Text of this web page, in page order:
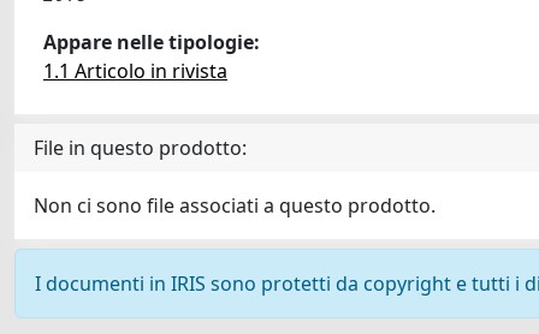
Appare nelle tipologie:
1.1 Articolo in rivista
File in questo prodotto:
Non ci sono file associati a questo prodotto.
I documenti in IRIS sono protetti da copyright e tutti i